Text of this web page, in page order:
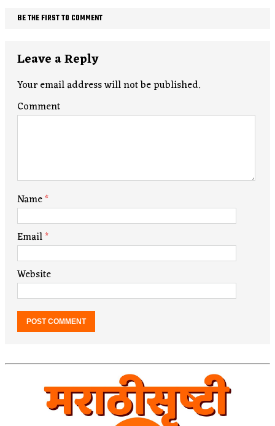
BE THE FIRST TO COMMENT
Leave a Reply
Your email address will not be published.
Comment
Name*
Email*
Website